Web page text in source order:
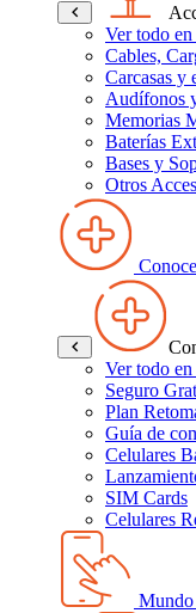
Ver todo en
Cables,
Carcasas y
Audífonos
Memorias
Baterías
Bases y
Otros
Ver todo
Seguro
Plan
Guía de
Celulares
SIM Cards
Celulares